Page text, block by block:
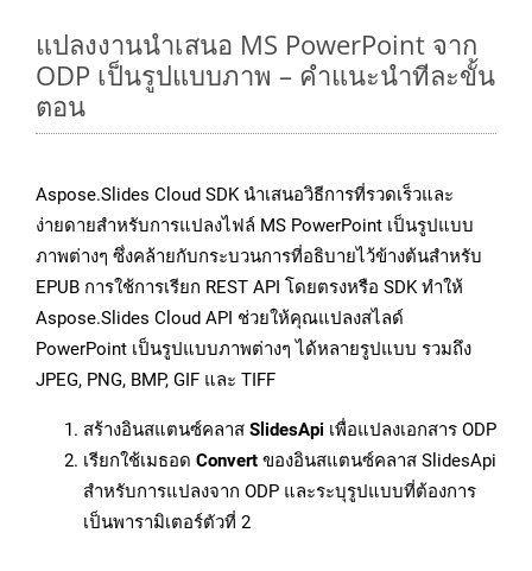
แปลงงานนำเสนอ MS PowerPoint จาก
ODP เป็นรูปแบบภาพ – คำแนะนำทีละขั้น
ตอน
Aspose.Slides Cloud SDK นำเสนอวิธีการที่รวดเร็วและ
ง่ายดายสำหรับการแปลงไฟล์ MS PowerPoint เป็นรูปแบบ
ภาพต่างๆ ซึ่งคล้ายกับกระบวนการที่อธิบายไว้ข้างต้นสำหรับ
EPUB การใช้การเรียก REST API โดยตรงหรือ SDK ทำให้
Aspose.Slides Cloud API ช่วยให้คุณแปลงสไลด์
PowerPoint เป็นรูปแบบภาพต่างๆ ได้หลายรูปแบบ รวมถึง
JPEG, PNG, BMP, GIF และ TIFF
สร้างอินสแตนซ์คลาส SlidesApi เพื่อแปลงเอกสาร ODP
เรียกใช้เมธอด Convert ของอินสแตนซ์คลาส SlidesApi
สำหรับการแปลงจาก ODP และระบุรูปแบบที่ต้องการ
เป็นพารามิเตอร์ตัวที่ 2